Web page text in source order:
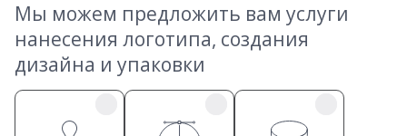
Мы можем предложить вам услуги
нанесения логотипа, создания
дизайна и упаковки